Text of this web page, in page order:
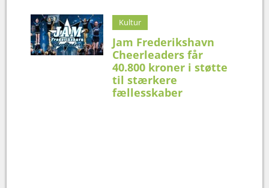
Kultur
Jam Frederikshavn
Cheerleaders får
40.800 kroner i støtte
til stærkere
fællesskaber